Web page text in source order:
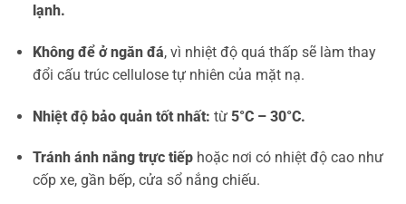
lạnh.
Không để ở ngăn đá, vì nhiệt độ quá thấp sẽ làm thay
đổi cấu trúc cellulose tự nhiên của mặt nạ.
Nhiệt độ bảo quản tốt nhất: từ 5°C – 30°C.
Tránh ánh nắng trực tiếphoặc nơi có nhiệt độ cao như
cốp xe, gần bếp, cửa sổ nắng chiếu.